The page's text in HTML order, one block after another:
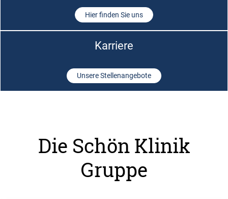
Hier finden Sie uns
Karriere
Unsere Stellenangebote
Die Schön Klinik
Gruppe